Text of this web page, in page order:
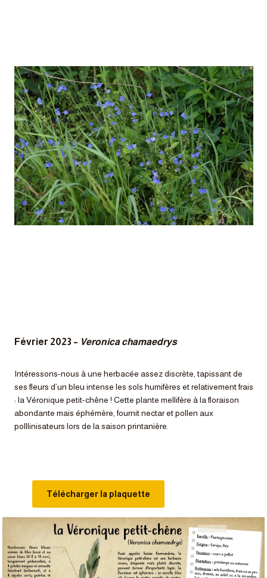
Février 2023 – Veronica chamaedrys
Intéressons-nous à une herbacée assez discrète, tapissant de
ses fleurs d’un bleu intense les sols humifères et relativement frais
: la Véronique petit-chêne ! Cette plante mellifère à la floraison
abondante mais éphémère, fournit nectar et pollen aux
polllinisateurs lors de la saison printanière.
Télécharger la plaquette